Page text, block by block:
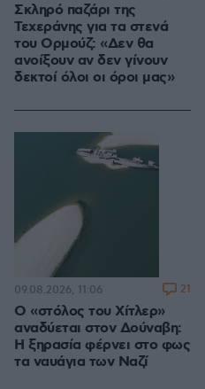
Σκληρό παζάρι της
Τεχεράνης για τα στενά
του Ορμούζ: «Δεν θα
ανοίξουν αν δεν γίνουν
δεκτοί όλοι οι όροι μας»
Ο «στόλος του Χίτλερ»
αναδύεται στον Δούναβη:
Η ξηρασία φέρνει στο φως
τα ναυάγια των Ναζί
09.08.2026, 11:06 21